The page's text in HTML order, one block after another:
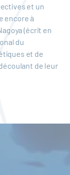
et un
encore à
(écrit en
du
et de
de leur